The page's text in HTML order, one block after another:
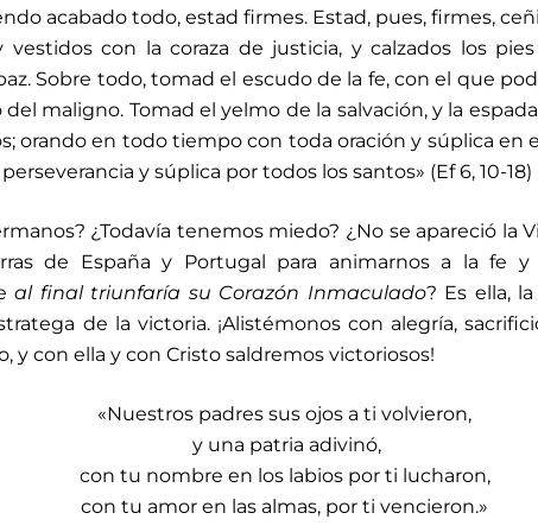
acabado todo, estad firmes. Estad, pues, firmes,
vestidos con la coraza de justicia, y calzados los
Sobre todo, tomad el escudo de la fe, con el que
maligno. Tomad el yelmo de la salvación, y la
orando en todo tiempo con toda oración y súplica en
y súplica por todos los santos» (Ef 6, 10-18)
¿Todavía tenemos miedo? ¿No se apareció la
de España y Portugal para animarnos a la fe y
al final triunfaría su Corazón Inmaculado? Es ella,
de la victoria. ¡Alistémonos con alegría,
y con ella y con Cristo saldremos victoriosos!
«Nuestros padres sus ojos a ti volvieron,
y una patria adivinó,
con tu nombre en los labios por ti lucharon,
con tu amor en las almas, por ti vencieron.»